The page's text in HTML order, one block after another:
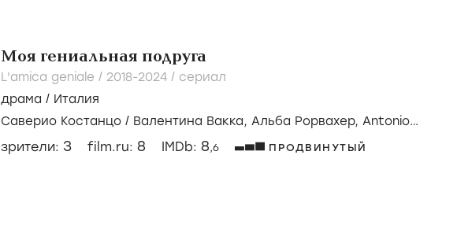
Моя гениальная подруга
L'amica geniale / 2018-2024 / сериал
драма / Италия
Саверио Костанцо / Валентина Вакка, Альба Рорвахер, Antonio
зрители: 3 film.ru: 8 IMDb: 8,6 ПРОДВИНУТЫЙ